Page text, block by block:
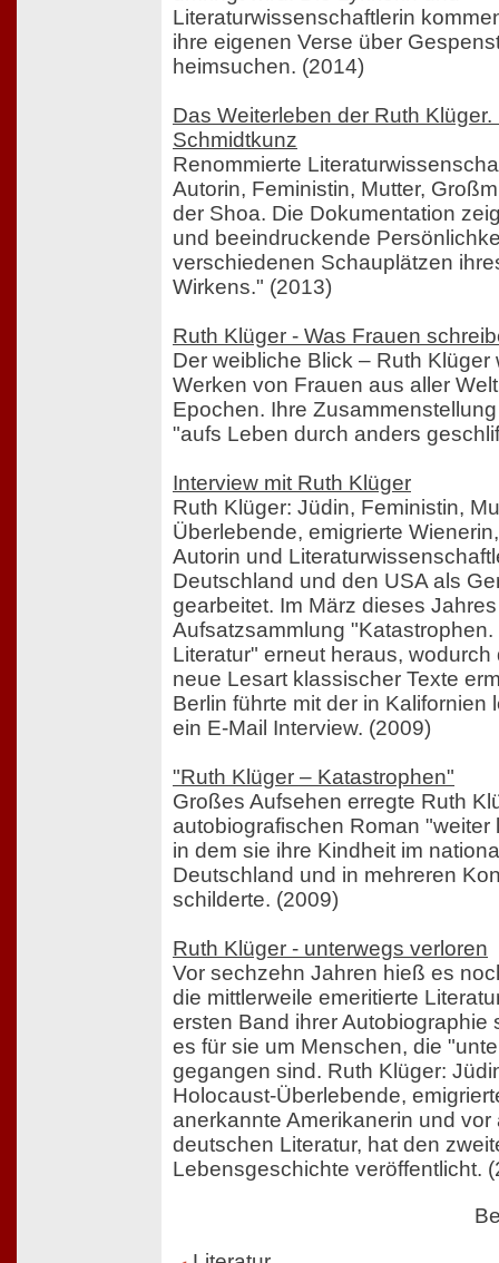
Literaturwissenschaftlerin
ihre eigenen Verse über
heimsuchen. (2014)
Das Weiterleben der Ruth
Schmidtkunz
Renommierte
Autorin, Feministin, Mutter,
der Shoa. Die Dokumentation
und beeindruckende
verschiedenen Schauplätzen
Wirkens." (2013)
Ruth Klüger - Was Frauen
Der weibliche Blick – Ruth Klüger
Werken von Frauen aus aller
Epochen. Ihre
"aufs Leben durch anders
Interview mit Ruth Klüger
Ruth Klüger: Jüdin, Feministin,
Überlebende, emigrierte
Autorin und
Deutschland und den USA als
gearbeitet. Im März dieses
Aufsatzsammlung
Literatur" erneut heraus,
neue Lesart klassischer Texte
Berlin führte mit der in Kalifornien
ein E-Mail Interview. (2009)
"Ruth Klüger – Katastrophen"
Großes Aufsehen erregte Ruth
autobiografischen Roman "weiter
in dem sie ihre Kindheit im
Deutschland und in mehreren
schilderte. (2009)
Ruth Klüger - unterwegs verloren
Vor sechzehn Jahren hieß es
die mittlerweile emeritierte
ersten Band ihrer Autobiographie
es für sie um Menschen, die
gegangen sind. Ruth Klüger:
Holocaust-Überlebende,
anerkannte Amerikanerin und
deutschen Literatur, hat den
Lebensgeschichte veröffentlicht.